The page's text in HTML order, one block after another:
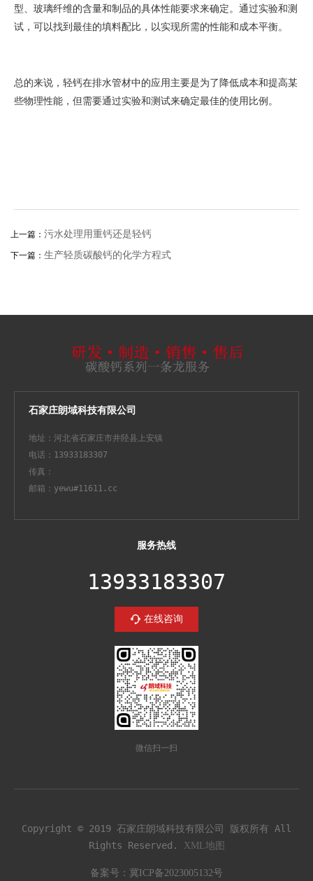
型、玻璃纤维的含量和制品的具体性能要求来确定。通过实验和测
试，可以找到最佳的填料配比，以实现所需的性能和成本平衡。
总的来说，轻钙在排水管材中的应用主要是为了降低成本和提高某
些物理性能，但需要通过实验和测试来确定最佳的使用比例。
上一篇： 污水处理用重钙还是轻钙
下一篇： 生产轻质碳酸钙的化学方程式
石家庄朗域科技有限公司
地址：河北省石家庄市井陉县上安镇
电话：13933183307
传真：
邮箱：yewu#11611.cc
服务热线
13933183307
在线咨询
微信扫一扫
Copyright © 2019 石家庄朗域科技有限公司 版权所有 All
Rights Reserved.
XML地图
备案号： 冀ICP备2023005132号